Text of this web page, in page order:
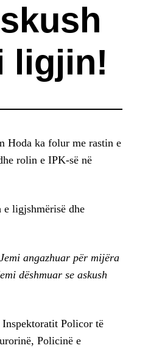
ligjin!
Hoda ka folur me rastin e
rolin e IPK-së në
e ligjshmërisë dhe
angazhuar për mijëra
dëshmuar se askush
Policor të
Policinë e